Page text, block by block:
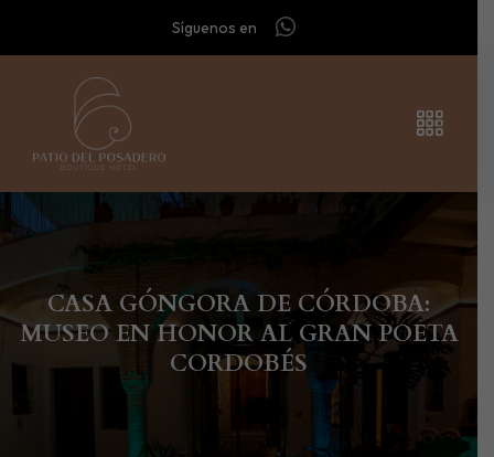
Síguenos en
CASA GÓNGORA DE CÓRDOBA:
MUSEO EN HONOR AL GRAN POETA
CORDOBÉS